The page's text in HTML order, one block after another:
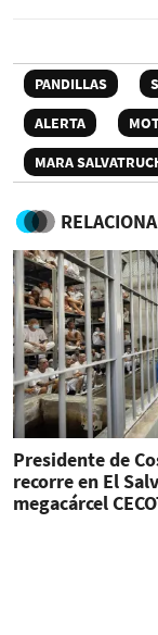
PANDILLAS
ALERTA
MARA
Presidente de
recorre en El
megacárcel